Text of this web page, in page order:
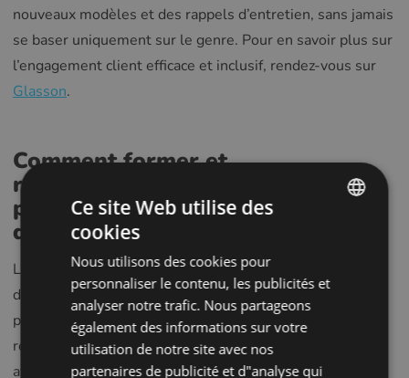
nouveaux modèles et des rappels d’entretien, sans jamais
se baser uniquement sur le genre. Pour en savoir plus sur
l’engagement client efficace et inclusif, rendez-vous sur
Glasson.
Comment former et
responsabiliser votre personnel
pour un commerce de détail sans
distinction de genre
La transition vers une expérience de vente au détail sans
distinction de genre nécessite un changement culturel
parmi vos employés. Il ne s’agit pas seulement de
réorganiser les montures, mais aussi de changer les
attitudes et les habitudes. Prenez en considération les
GERMAN
Ce site Web utilise des
cookies
Nous utilisons des cookies pour
personnaliser le contenu, les publicités et
analyser notre trafic. Nous partageons
également des informations sur votre
utilisation de notre site avec nos
partenaires de publicité et d"analyse qui